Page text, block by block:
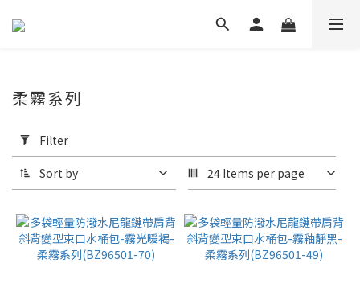
Filter
(0/20)
Range
(NT$)
柔霧系列
Filter
Sort by 24 Items per page